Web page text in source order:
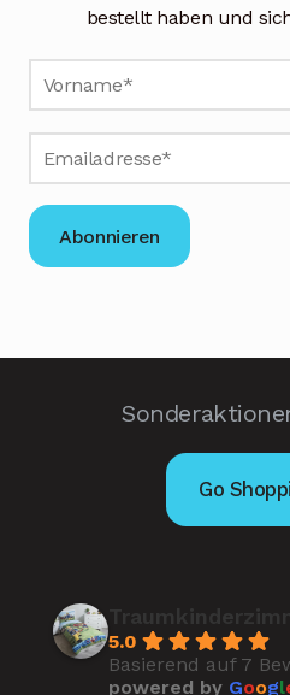
bestellt haben und
Go
5.0
Basierend auf 7
powered by Googl